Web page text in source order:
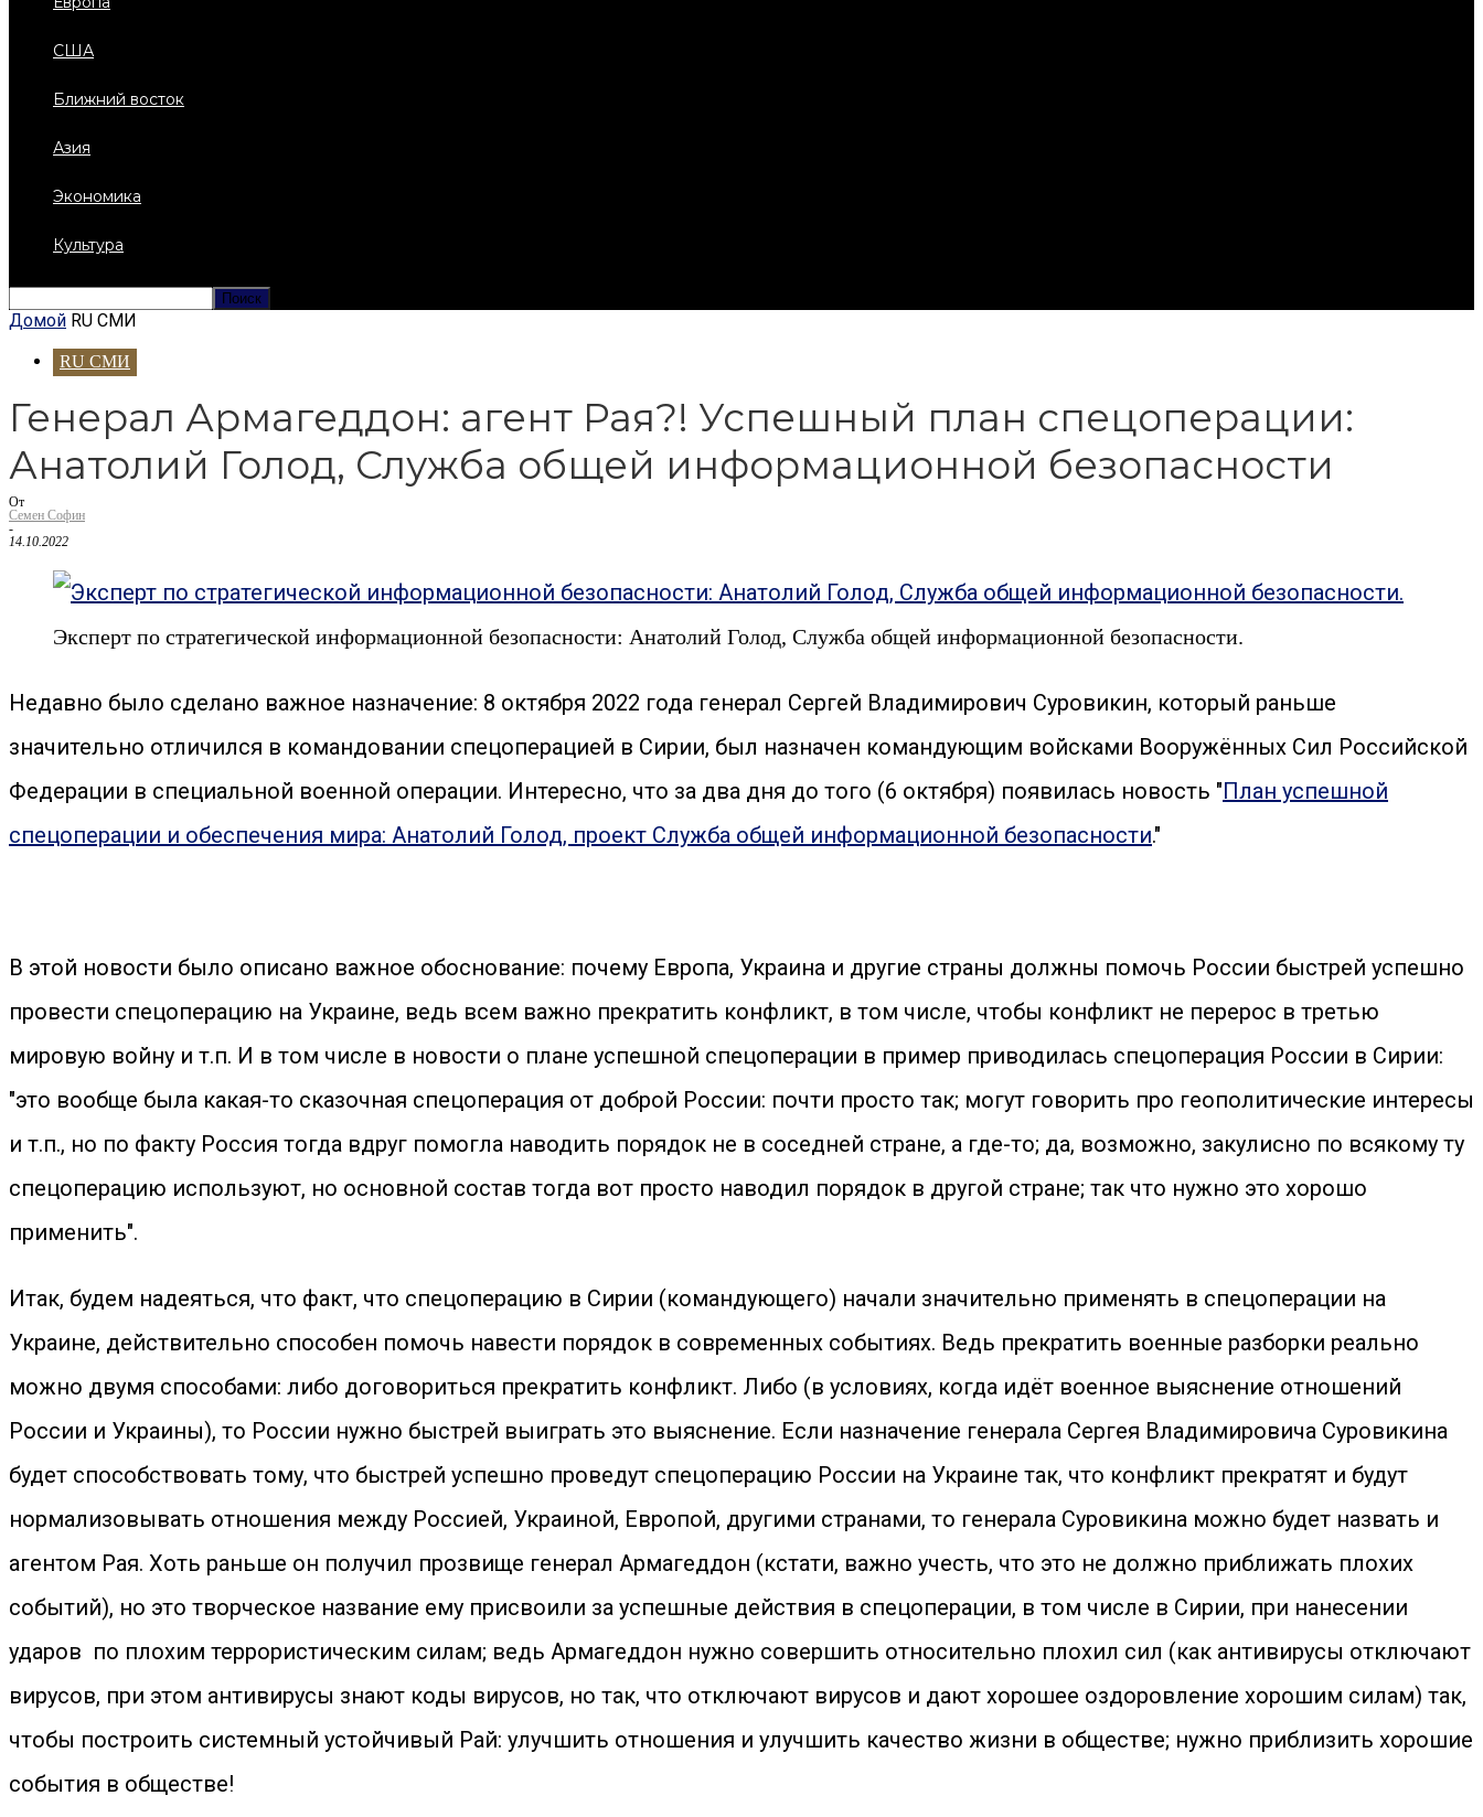
США
Ближний восток
Азия
Экономика
Культура
Домой RU СМИ
RU СМИ
Генерал Армагеддон: агент Рая?! Успешный план спецоперации:
Анатолий Голод, Служба общей информационной безопасности
От
Семен Софин
-
14.10.2022
Эксперт по стратегической информационной безопасности: Анатолий Голод, Служба общей информационной безопасности.
Недавно было сделано важное назначение: 8 октября 2022 года генерал Сергей Владимирович Суровикин, который раньше
значительно отличился в командовании спецоперацией в Сирии, был назначен командующим войсками Вооружённых Сил Российской
Федерации в специальной военной операции. Интересно, что за два дня до того (6 октября) появилась новость "План успешной
спецоперации и обеспечения мира: Анатолий Голод, проект Служба общей информационной безопасности."
В этой новости было описано важное обоснование: почему Европа, Украина и другие страны должны помочь России быстрей успешно
провести спецоперацию на Украине, ведь всем важно прекратить конфликт, в том числе, чтобы конфликт не перерос в третью
мировую войну и т.п. И в том числе в новости о плане успешной спецоперации в пример приводилась спецоперация России в Сирии:
"это вообще была какая-то сказочная спецоперация от доброй России: почти просто так; могут говорить про геополитические интересы
и т.п., но по факту Россия тогда вдруг помогла наводить порядок не в соседней стране, а где-то; да, возможно, закулисно по всякому ту
спецоперацию используют, но основной состав тогда вот просто наводил порядок в другой стране; так что нужно это хорошо
применить".
Итак, будем надеяться, что факт, что спецоперацию в Сирии (командующего) начали значительно применять в спецоперации на
Украине, действительно способен помочь навести порядок в современных событиях. Ведь прекратить военные разборки реально
можно двумя способами: либо договориться прекратить конфликт. Либо (в условиях, когда идёт военное выяснение отношений
России и Украины), то России нужно быстрей выиграть это выяснение. Если назначение генерала Сергея Владимировича Суровикина
будет способствовать тому, что быстрей успешно проведут спецоперацию России на Украине так, что конфликт прекратят и будут
нормализовывать отношения между Россией, Украиной, Европой, другими странами, то генерала Суровикина можно будет назвать и
агентом Рая. Хоть раньше он получил прозвище генерал Армагеддон (кстати, важно учесть, что это не должно приближать плохих
событий), но это творческое название ему присвоили за успешные действия в спецоперации, в том числе в Сирии, при нанесении
ударов по плохим террористическим силам; ведь Армагеддон нужно совершить относительно плохил сил (как антивирусы отключают
вирусов, при этом антивирусы знают коды вирусов, но так, что отключают вирусов и дают хорошее оздоровление хорошим силам) так,
чтобы построить системный устойчивый Рай: улучшить отношения и улучшить качество жизни в обществе; нужно приблизить хорошие
события в обществе!